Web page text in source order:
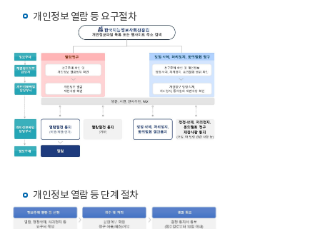
개인정보 열람 등 요구절차
개인정보 열람 등 단계 절차